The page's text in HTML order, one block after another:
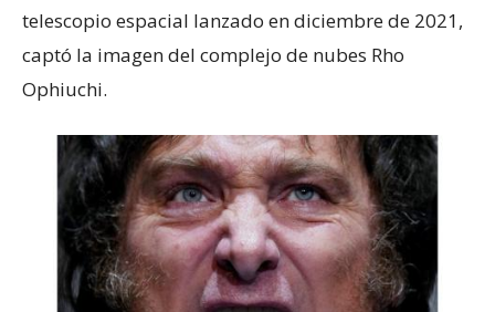
telescopio espacial lanzado en diciembre de 2021,
captó la imagen del complejo de nubes Rho
Ophiuchi.